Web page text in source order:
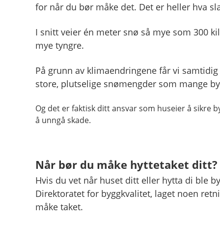
for når du bør måke det. Det er heller hva
I snitt veier én meter snø så mye som 300
mye tyngre.
På grunn av klimaendringene får vi
store, plutselige snømengder som mange
Og det er faktisk ditt ansvar som huseier å sikre
å unngå skade.
Når bør du måke hyttetaket ditt?
Hvis du vet når huset ditt eller hytta di ble
Direktoratet for byggkvalitet, laget noen
måke taket.